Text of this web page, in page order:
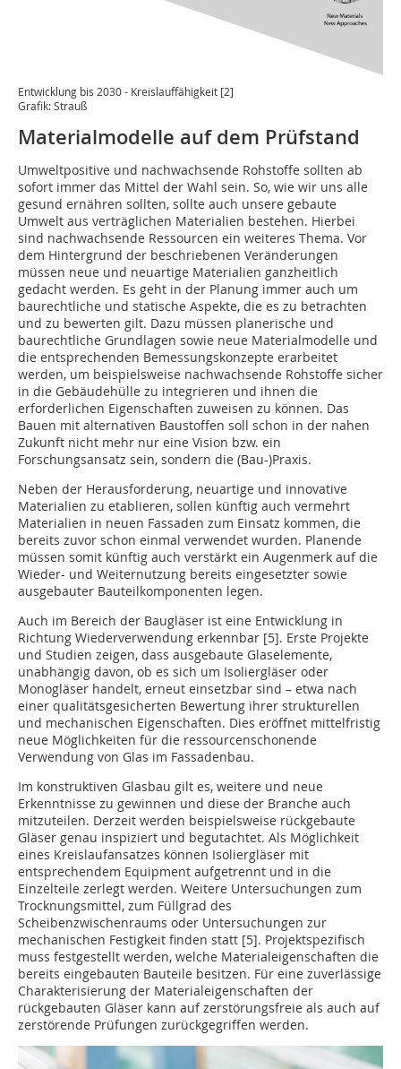
Entwicklung bis 2030 - Kreislauffähigkeit [2]
Grafik: Strauß
Materialmodelle auf dem Prüfstand
Umweltpositive und nachwachsende Rohstoffe sollten ab
sofort immer das Mittel der Wahl sein. So, wie wir uns alle
gesund ernähren sollten, sollte auch unsere gebaute
Umwelt aus verträglichen Materialien bestehen. Hierbei
sind nachwachsende Ressourcen ein weiteres Thema. Vor
dem Hintergrund der beschriebenen Veränderungen
müssen neue und neuartige Materialien ganzheitlich
gedacht werden. Es geht in der Planung immer auch um
baurechtliche und statische Aspekte, die es zu betrachten
und zu bewerten gilt. Dazu müssen planerische und
baurechtliche Grundlagen sowie neue Materialmodelle und
die entsprechenden Bemessungskonzepte erarbeitet
werden, um beispielsweise nachwachsende Rohstoffe sicher
in die Gebäudehülle zu integrieren und ihnen die
erforderlichen Eigenschaften zuweisen zu können. Das
Bauen mit alternativen Baustoffen soll schon in der nahen
Zukunft nicht mehr nur eine Vision bzw. ein
Forschungsansatz sein, sondern die (Bau-)Praxis.
Neben der Herausforderung, neuartige und innovative
Materialien zu etablieren, sollen künftig auch vermehrt
Materialien in neuen Fassaden zum Einsatz kommen, die
bereits zuvor schon einmal verwendet wurden. Planende
müssen somit künftig auch verstärkt ein Augenmerk auf die
Wieder- und Weiternutzung bereits eingesetzter sowie
ausgebauter Bauteilkomponenten legen.
Auch im Bereich der Baugläser ist eine Entwicklung in
Richtung Wiederverwendung erkennbar [5]. Erste Projekte
und Studien zeigen, dass ausgebaute Glaselemente,
unabhängig davon, ob es sich um Isoliergläser oder
Monogläser handelt, erneut einsetzbar sind – etwa nach
einer qualitätsgesicherten Bewertung ihrer strukturellen
und mechanischen Eigenschaften. Dies eröffnet mittelfristig
neue Möglichkeiten für die ressourcenschonende
Verwendung von Glas im Fassadenbau.
Im konstruktiven Glasbau gilt es, weitere und neue
Erkenntnisse zu gewinnen und diese der Branche auch
mitzuteilen. Derzeit werden beispiels­weise rückgebaute
Gläser genau inspi­zie­rt und begutachtet. Als Möglichkeit
eines ­Kreis­laufansatzes können Isoliergläser mit
entsprechendem Equipment aufgetrennt und in die
Einzelteile zerlegt werden. Weitere Untersuchungen zum
Trocknungsmittel, zum Füllgrad des
Scheibenzwischenraums oder Untersuchungen zur
mechanischen Festigkeit finden statt [5]. Projektspezifisch
muss festgestellt werden, welche Materialeigenschaften die
bereits eingebauten Bauteile besitzen. Für eine zuverlässige
Charakterisierung der Materialeigenschaften der
rückgebauten Gläser kann auf zerstörungsfreie als auch auf
zerstörende Prüfungen zurückgegriffen werden.